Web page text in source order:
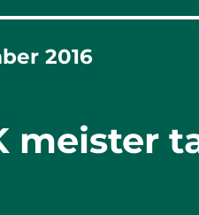
2016
meister